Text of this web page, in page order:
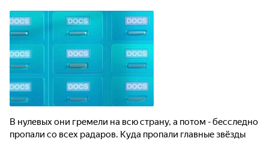
В нулевых они гремели на всю страну, а потом - бесследно
пропали со всех радаров. Куда пропали главные звёзды